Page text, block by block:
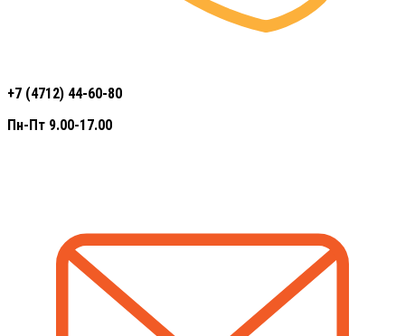
+7 (4712) 44-60-80
Пн-Пт 9.00-17.00